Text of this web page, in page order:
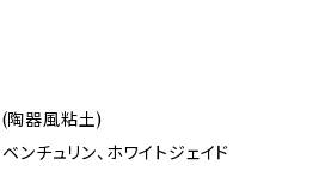
(陶器風粘土)
ンチュリン、ホワイトジェイド